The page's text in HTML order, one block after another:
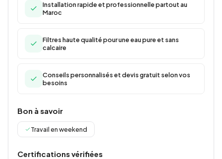
Installation rapide et professionnelle partout au
Maroc
Filtres haute qualité pour une eau pure et sans
calcaire
Conseils personnalisés et devis gratuit selon vos
besoins
Bon à savoir
Travail en weekend
Certifications vérifiées